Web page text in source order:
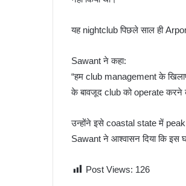
यह nightclub पिछले साल ही
Sawant ने कहा:
“हम club management के
के बावजूद club को operate करने
उन्होंने इसे coastal state में
Sawant ने आश्वासन दिया कि इस
Post Views: 126